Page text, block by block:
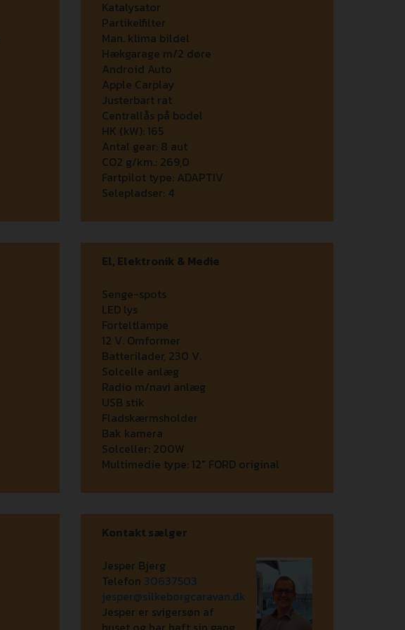
Katalysator
Partikelfilter
Man. klima bildel
Hækgarage m/2 døre
Android Auto
Apple Carplay
Justerbart rat
Centrallås på bodel
HK (kW): 165
Antal gear: 8 aut
CO2 g/km.: 269,0
Fartpilot type: ADAPTIV
Selepladser: 4
El, Elektronik & Medie
Senge-spots
LED lys
Forteltlampe
12 V. Omformer
Batterilader, 230 V.
Solcelle anlæg
Radio m/navi anlæg
USB stik
Fladskærmsholder
Bak kamera
Solceller: 200W
Multimedie type: 12" FORD original
Kontakt sælger
Jesper Bjerg
Telefon 30637503
jesper@silkeborgcaravan.dk
Jesper er svigersøn af